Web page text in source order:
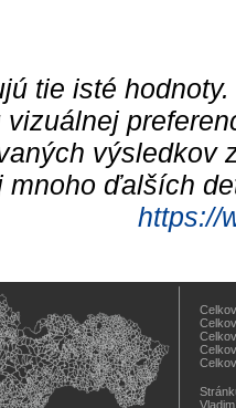
tie isté
vizuálnej
výsledkov
mnoho ďalších
https://